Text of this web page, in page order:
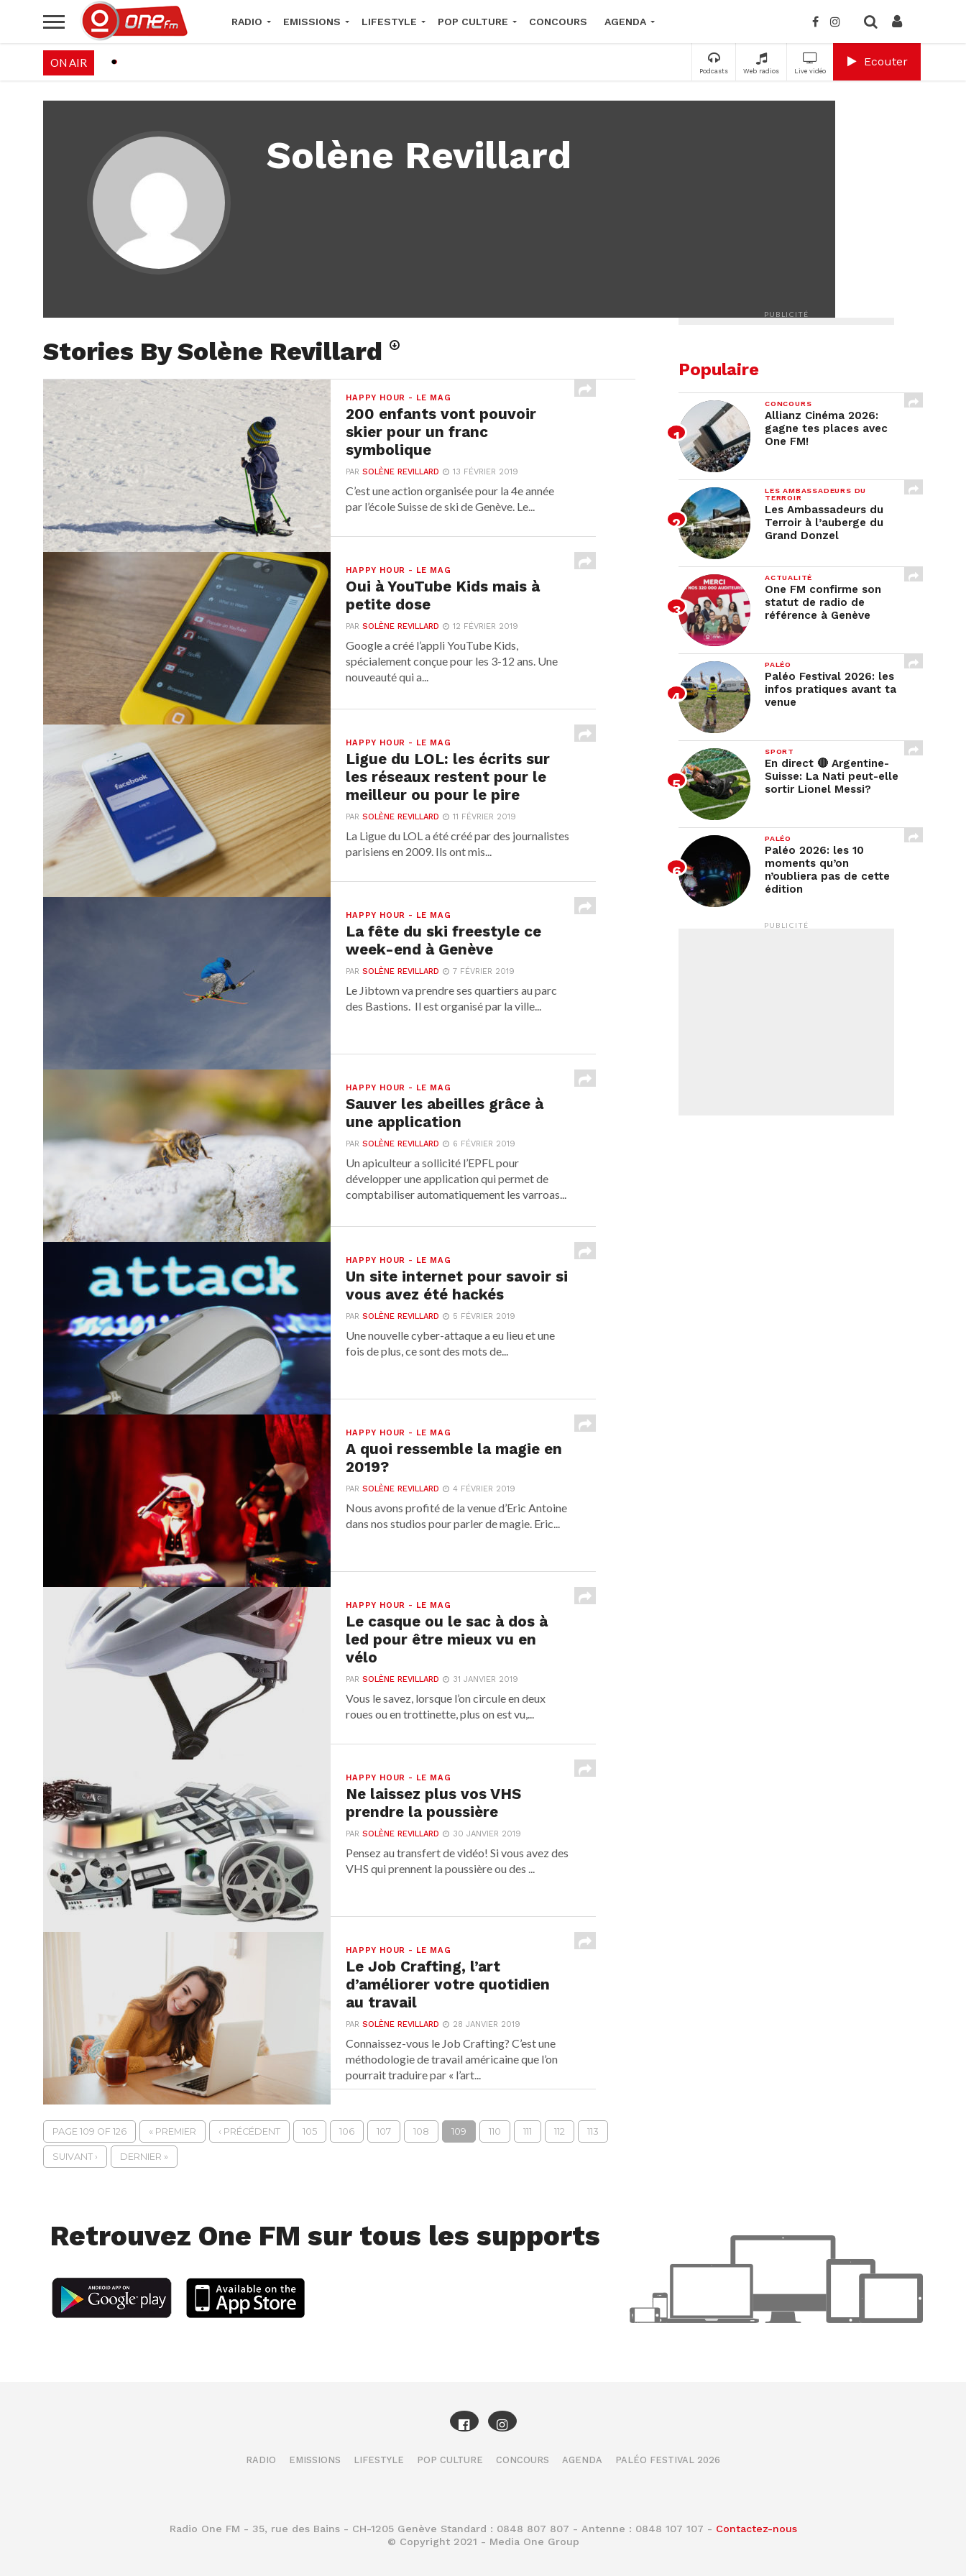
RADIO EMISSIONS LIFESTYLE POP CULTURE CONCOURS AGENDA
Podcasts Web radios Live vidéo
Ecouter
ON AIR
Solène Revillard
Stories By Solène Revillard
HAPPY HOUR - LE MAG
200 enfants vont pouvoir
skier pour un franc
symbolique
PARSOLÈNE REVILLARD 13 FÉVRIER 2019
C’est une action organisée pour la 4e année
par l’école Suisse de ski de Genève. Le...
HAPPY HOUR - LE MAG
Oui à YouTube Kids mais à
petite dose
PARSOLÈNE REVILLARD 12 FÉVRIER 2019
Google a créé l’appli YouTube Kids,
spécialement conçue pour les 3-12 ans. Une
nouveauté qui a...
HAPPY HOUR - LE MAG
Ligue du LOL: les écrits sur
les réseaux restent pour le
meilleur ou pour le pire
PARSOLÈNE REVILLARD 11 FÉVRIER 2019
La Ligue du LOL a été créé par des journalistes
parisiens en 2009. Ils ont mis...
HAPPY HOUR - LE MAG
La fête du ski freestyle ce
week-end à Genève
PARSOLÈNE REVILLARD 7 FÉVRIER 2019
Le Jibtown va prendre ses quartiers au parc
des Bastions. Il est organisé par la ville...
HAPPY HOUR - LE MAG
Sauver les abeilles grâce à
une application
PARSOLÈNE REVILLARD 6 FÉVRIER 2019
Un apiculteur a sollicité l’EPFL pour
développer une application qui permet de
comptabiliser automatiquement les varroas...
HAPPY HOUR - LE MAG
Un site internet pour savoir si
vous avez été hackés
PARSOLÈNE REVILLARD 5 FÉVRIER 2019
Une nouvelle cyber-attaque a eu lieu et une
fois de plus, ce sont des mots de...
HAPPY HOUR - LE MAG
A quoi ressemble la magie en
2019?
PARSOLÈNE REVILLARD 4 FÉVRIER 2019
Nous avons profité de la venue d’Eric Antoine
dans nos studios pour parler de magie. Eric...
HAPPY HOUR - LE MAG
Le casque ou le sac à dos à
led pour être mieux vu en
vélo
PARSOLÈNE REVILLARD 31 JANVIER 2019
Vous le savez, lorsque l’on circule en deux
roues ou en trottinette, plus on est vu,...
HAPPY HOUR - LE MAG
Ne laissez plus vos VHS
prendre la poussière
PARSOLÈNE REVILLARD 30 JANVIER 2019
Pensez au transfert de vidéo! Si vous avez des
VHS qui prennent la poussière ou des ...
HAPPY HOUR - LE MAG
Le Job Crafting, l’art
d’améliorer votre quotidien
au travail
PARSOLÈNE REVILLARD 28 JANVIER 2019
Connaissez-vous le Job Crafting? C’est une
méthodologie de travail américaine que l’on
pourrait traduire par « l’art...
PAGE 109 OF 126 « PREMIER ‹ PRÉCÉDENT 105 106 107 108 109 110 111 112 113
SUIVANT › DERNIER »
PUBLICITÉ
Populaire
CONCOURS
Allianz Cinéma 2026:
gagne tes places avec
One FM!
LES AMBASSADEURS DU
TERROIR
Les Ambassadeurs du
Terroir à l’auberge du
Grand Donzel
ACTUALITÉ
One FM confirme son
statut de radio de
référence à Genève
PALÉO
Paléo Festival 2026: les
infos pratiques avant ta
venue
SPORT
En direct 🔴 Argentine-
Suisse: La Nati peut-elle
sortir Lionel Messi?
PALÉO
Paléo 2026: les 10
moments qu’on
n’oubliera pas de cette
édition
PUBLICITÉ
Retrouvez One FM sur tous les supports
RADIO EMISSIONS LIFESTYLE POP CULTURE CONCOURS AGENDA PALÉO FESTIVAL 2026
Radio One FM - 35, rue des Bains - CH-1205 Genève Standard : 0848 807 807 - Antenne : 0848 107 107 - Contactez-nous
© Copyright 2021 - Media One Group